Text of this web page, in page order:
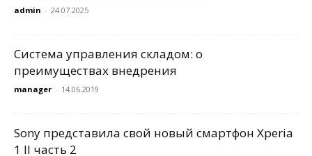
admin - 24.07.2025
Система управления складом: о
преимуществах внедрения
manager - 14.06.2019
Sony представила свой новый смартфон Xperia
1 II часть 2